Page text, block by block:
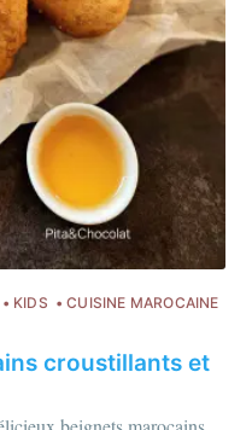
KIDS
CUISINE MAROCAINE
croustillants et